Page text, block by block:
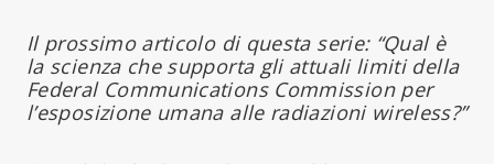
Il prossimo articolo di questa serie: “Qual è
la scienza che supporta gli attuali limiti della
Federal Communications Commission per
l’esposizione umana alle radiazioni wireless?”